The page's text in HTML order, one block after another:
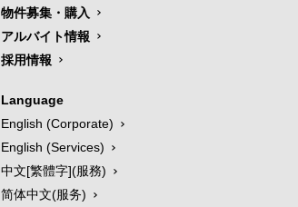
物件募集・購入
アルバイト情報
採用情報
Language
English (Corporate)
English (Services)
中文[繁體字](服務)
简体中文(服务)